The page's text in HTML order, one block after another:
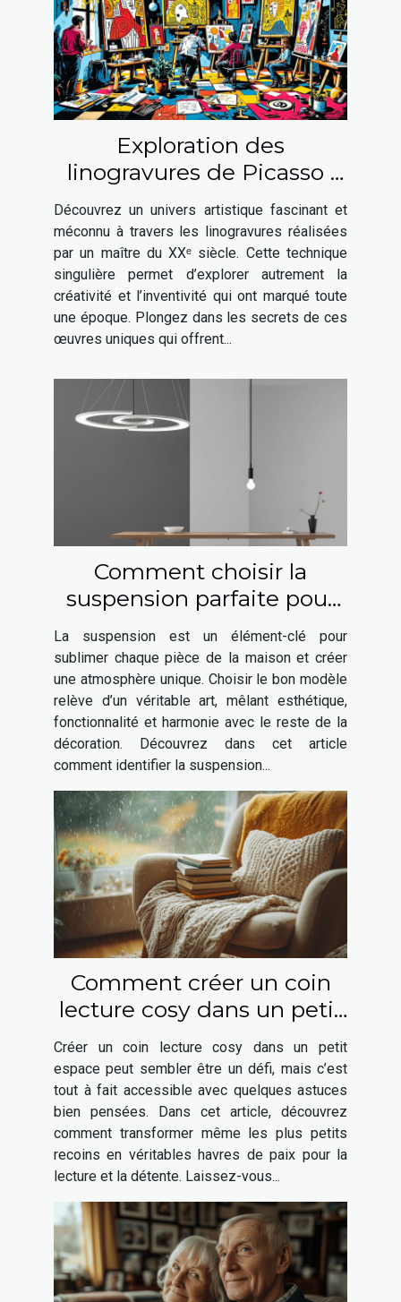
Exploration des
linogravures de Picasso :
une fenêtre sur son génie
artistique
Découvrez un univers artistique fascinant et
méconnu à travers les linogravures réalisées
par un maître du XXᵉ siècle. Cette technique
singulière permet d’explorer autrement la
créativité et l’inventivité qui ont marqué toute
une époque. Plongez dans les secrets de ces
œuvres uniques qui offrent...
Comment choisir la
suspension parfaite pour
chaque espace de votre
maison ?
La suspension est un élément-clé pour
sublimer chaque pièce de la maison et créer
une atmosphère unique. Choisir le bon modèle
relève d’un véritable art, mêlant esthétique,
fonctionnalité et harmonie avec le reste de la
décoration. Découvrez dans cet article
comment identifier la suspension...
Comment créer un coin
lecture cosy dans un petit
espace
Créer un coin lecture cosy dans un petit
espace peut sembler être un défi, mais c’est
tout à fait accessible avec quelques astuces
bien pensées. Dans cet article, découvrez
comment transformer même les plus petits
recoins en véritables havres de paix pour la
lecture et la détente. Laissez-vous...